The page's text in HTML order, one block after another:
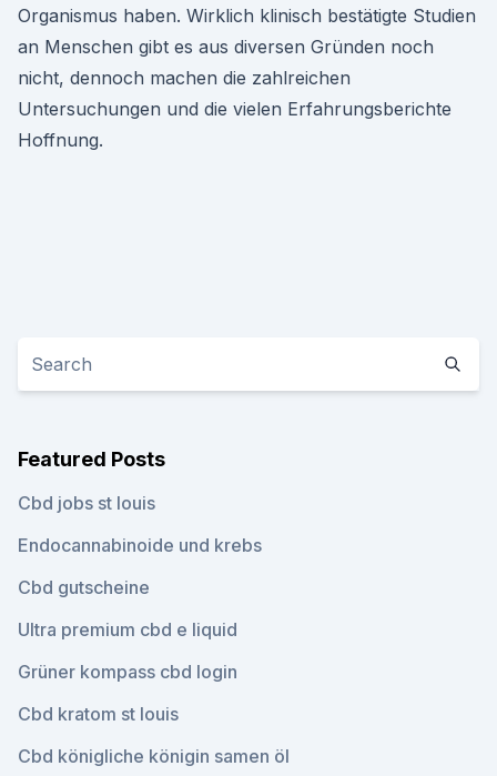
Organismus haben. Wirklich klinisch bestätigte Studien
an Menschen gibt es aus diversen Gründen noch
nicht, dennoch machen die zahlreichen
Untersuchungen und die vielen Erfahrungsberichte
Hoffnung.
Featured Posts
Cbd jobs st louis
Endocannabinoide und krebs
Cbd gutscheine
Ultra premium cbd e liquid
Grüner kompass cbd login
Cbd kratom st louis
Cbd königliche königin samen öl